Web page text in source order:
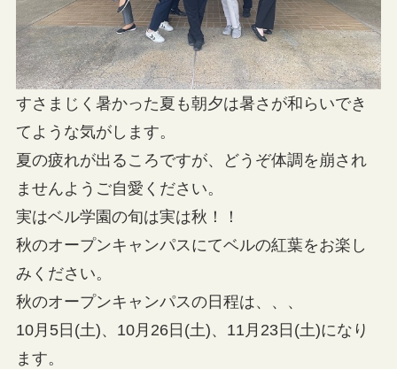
すさまじく暑かった夏も朝夕は暑さが和らいでき
てような気がします。
夏の疲れが出るころですが、どうぞ体調を崩され
ませんようご自愛ください。
実はベル学園の旬は実は秋！！
秋のオープンキャンパスにてベルの紅葉をお楽し
みください。
秋のオープンキャンパスの日程は、、、
10月5日(土)、10月26日(土)、11月23日(土)になり
ます。